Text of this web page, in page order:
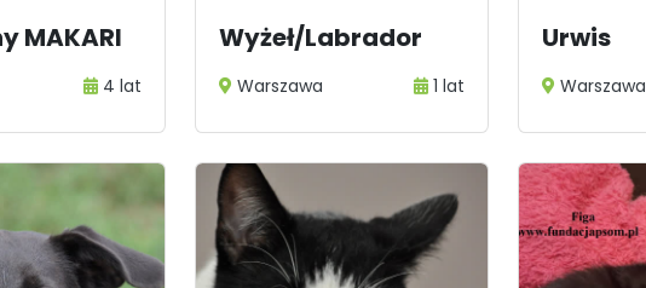
MAKARI
4 lat
Wyżeł/Labrador
Warszawa 1 lat
Urwis
Warszawa